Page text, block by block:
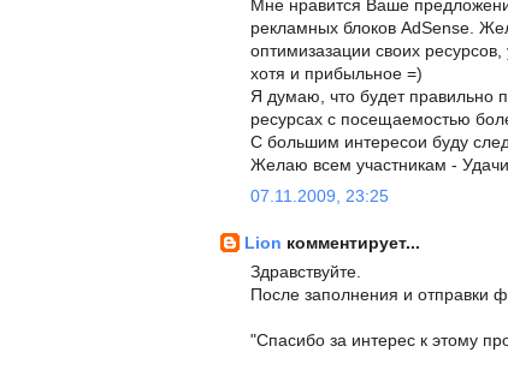
Мне нравится Ваше
рекламных блоков AdSense.
оптимизазации своих
хотя и прибыльное =)
Я думаю, что будет правильно
ресурсах с посещаемостью
С большим интересои буду
Желаю всем участникам -
07.11.2009, 23:25
Lion комментирует...
Здравствуйте.
После заполнения и отправки
"Спасибо за интерес к этому